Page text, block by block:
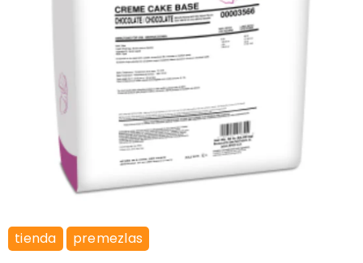
tienda
premezlas